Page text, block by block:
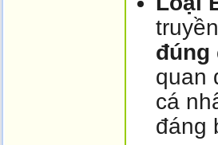
đúng
quan
cá
đáng